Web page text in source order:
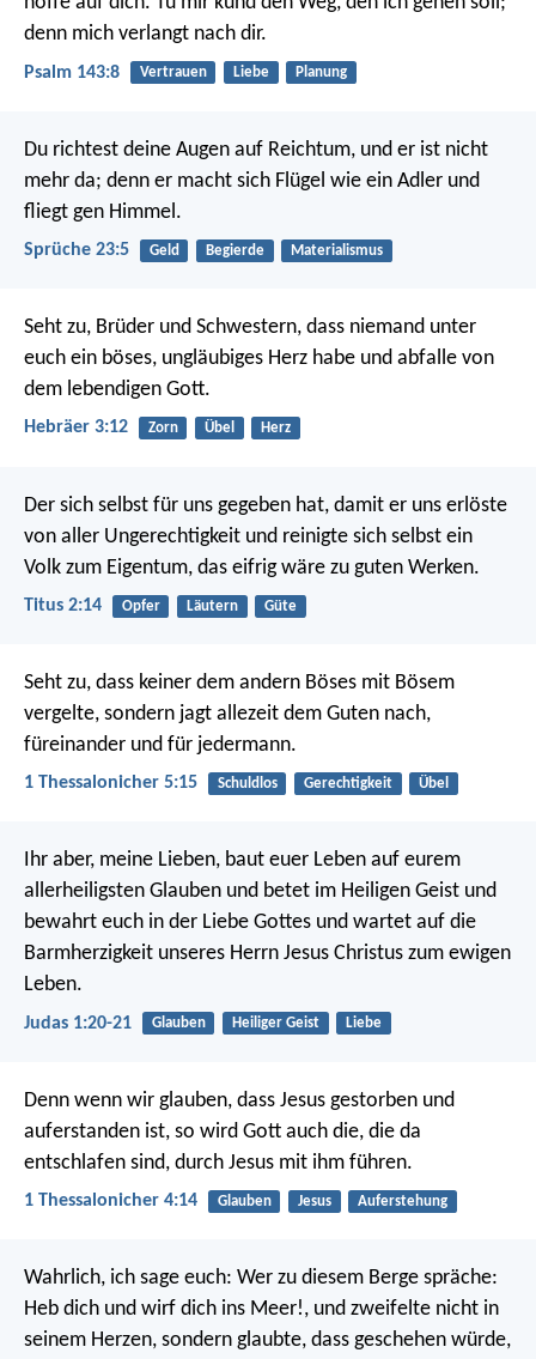
denn mich verlangt nach dir.
Psalm 143:8 Vertrauen Liebe Planung
Du richtest deine Augen auf Reichtum, und er ist nicht
mehr da; denn er macht sich Flügel wie ein Adler und
fliegt gen Himmel.
Sprüche 23:5 Geld Begierde Materialismus
Seht zu, Brüder und Schwestern, dass niemand unter
euch ein böses, ungläubiges Herz habe und abfalle von
dem lebendigen Gott.
Hebräer 3:12 Zorn Übel Herz
Der sich selbst für uns gegeben hat, damit er uns erlöste
von aller Ungerechtigkeit und reinigte sich selbst ein
Volk zum Eigentum, das eifrig wäre zu guten Werken.
Titus 2:14 Opfer Läutern Güte
Seht zu, dass keiner dem andern Böses mit Bösem
vergelte, sondern jagt allezeit dem Guten nach,
füreinander und für jedermann.
1 Thessalonicher 5:15 Schuldlos Gerechtigkeit Übel
Ihr aber, meine Lieben, baut euer Leben auf eurem
allerheiligsten Glauben und betet im Heiligen Geist und
bewahrt euch in der Liebe Gottes und wartet auf die
Barmherzigkeit unseres Herrn Jesus Christus zum ewigen
Leben.
Judas 1:20-21 Glauben Heiliger Geist Liebe
Denn wenn wir glauben, dass Jesus gestorben und
auferstanden ist, so wird Gott auch die, die da
entschlafen sind, durch Jesus mit ihm führen.
1 Thessalonicher 4:14 Glauben Jesus Auferstehung
Wahrlich, ich sage euch: Wer zu diesem Berge spräche:
Heb dich und wirf dich ins Meer!, und zweifelte nicht in
seinem Herzen, sondern glaubte, dass geschehen würde,